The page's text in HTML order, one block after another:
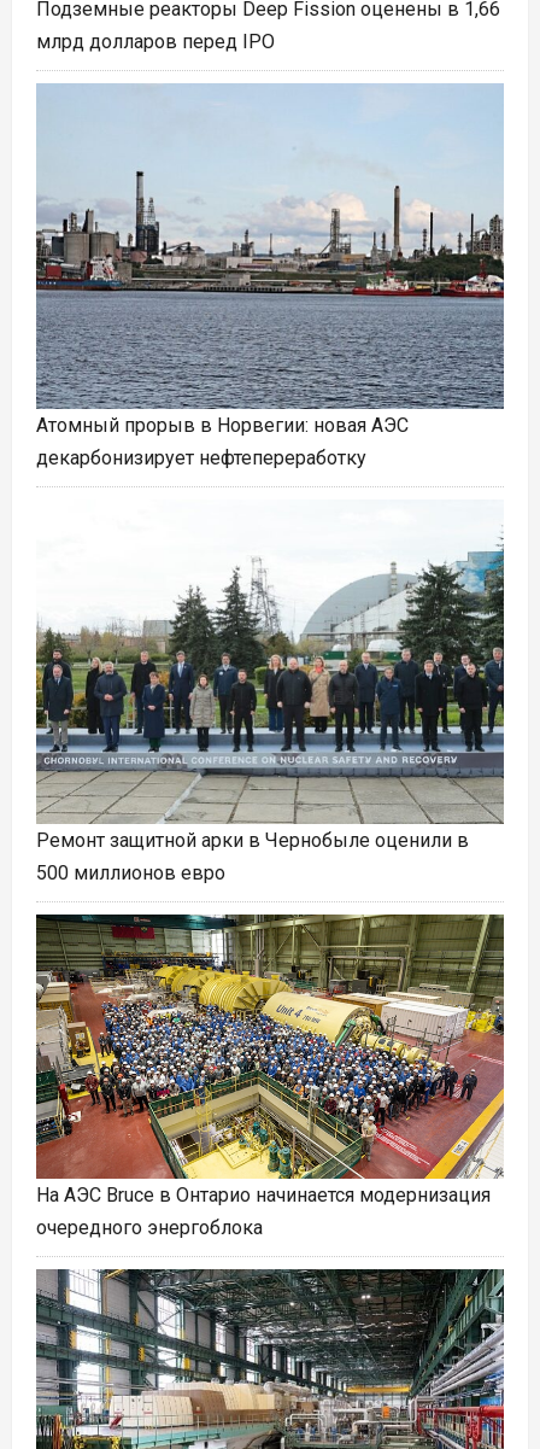
Подземные реакторы Deep Fission оценены в 1,66
млрд долларов перед IPO
Атомный прорыв в Норвегии: новая АЭС
декарбонизирует нефтепереработку
Ремонт защитной арки в Чернобыле оценили в
500 миллионов евро
На АЭС Bruce в Онтарио начинается модернизация
очередного энергоблока